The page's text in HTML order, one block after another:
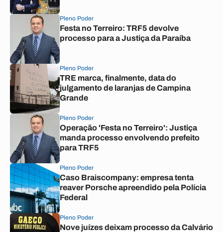
Pleno Poder
Festa no Terreiro: TRF5 devolve
processo para a Justiça da Paraíba
Pleno Poder
TRE marca, finalmente, data do
julgamento de laranjas de Campina
Grande
Pleno Poder
Operação 'Festa no Terreiro': Justiça
manda processo envolvendo prefeito
para TRF5
Pleno Poder
Caso Braiscompany: empresa tenta
reaver Porsche apreendido pela Polícia
Federal
Pleno Poder
Nove juízes deixam processo da Calvário